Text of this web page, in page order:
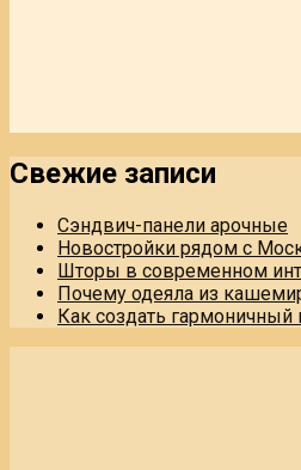
Свежие записи
Сэндвич-панели арочные
Новостройки рядом с
Шторы в современном
Почему одеяла из
Как создать гармоничный